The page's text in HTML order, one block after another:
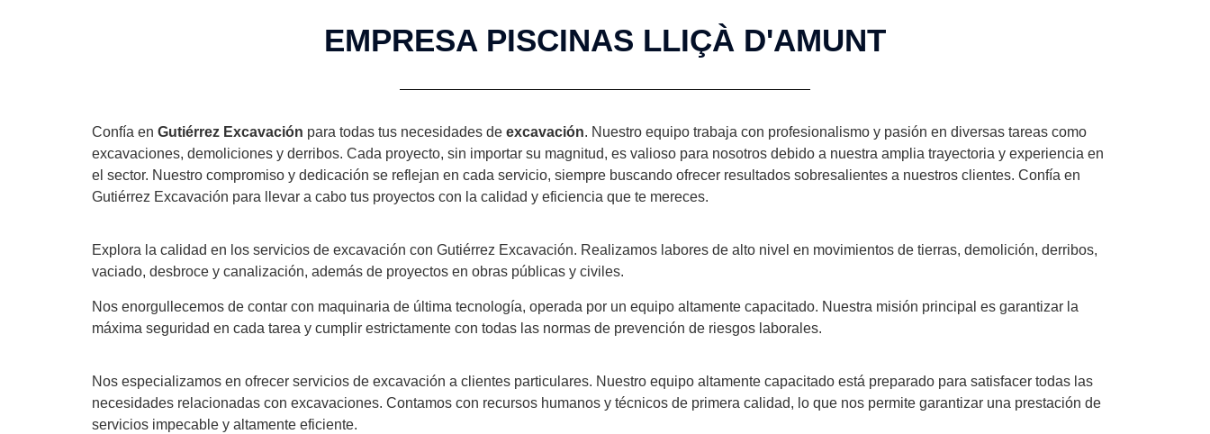
EMPRESA PISCINAS LLIÇÀ D'AMUNT
Confía en Gutiérrez Excavación para todas tus necesidades de excavación. Nuestro equipo trabaja con profesionalismo y pasión en diversas tareas como
excavaciones, demoliciones y derribos. Cada proyecto, sin importar su magnitud, es valioso para nosotros debido a nuestra amplia trayectoria y experiencia en
el sector. Nuestro compromiso y dedicación se reflejan en cada servicio, siempre buscando ofrecer resultados sobresalientes a nuestros clientes. Confía en
Gutiérrez Excavación para llevar a cabo tus proyectos con la calidad y eficiencia que te mereces.
Explora la calidad en los servicios de excavación con Gutiérrez Excavación. Realizamos labores de alto nivel en movimientos de tierras, demolición, derribos,
vaciado, desbroce y canalización, además de proyectos en obras públicas y civiles.
Nos enorgullecemos de contar con maquinaria de última tecnología, operada por un equipo altamente capacitado. Nuestra misión principal es garantizar la
máxima seguridad en cada tarea y cumplir estrictamente con todas las normas de prevención de riesgos laborales.
Nos especializamos en ofrecer servicios de excavación a clientes particulares. Nuestro equipo altamente capacitado está preparado para satisfacer todas las
necesidades relacionadas con excavaciones. Contamos con recursos humanos y técnicos de primera calidad, lo que nos permite garantizar una prestación de
servicios impecable y altamente eficiente.